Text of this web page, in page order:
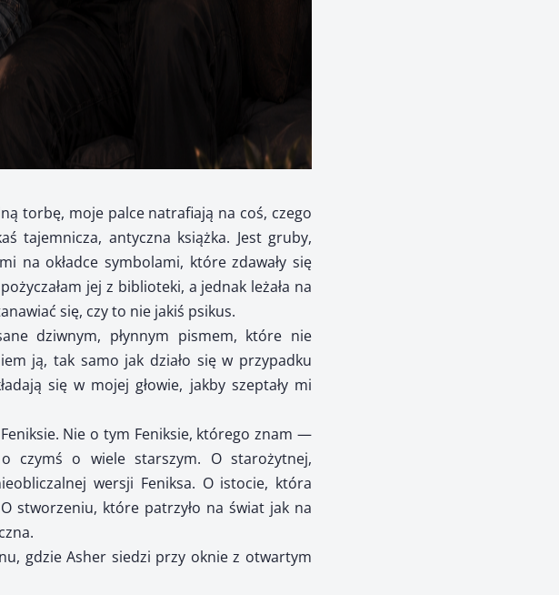
torbę, moje palce natrafiają na coś, czego
tajemnicza, antyczna książka. Jest gruby,
na okładce symbolami, które zdawały się
jej z biblioteki, a jednak leżała na
się, czy to nie jakiś psikus.
dziwnym, płynnym pismem, które nie
ją, tak samo jak działo się w przypadku
się w mojej głowie, jakby szeptały mi
Nie o tym Feniksie, którego znam —
czymś o wiele starszym. O starożytnej,
wersji Feniksa. O istocie, która
stworzeniu, które patrzyło na świat jak na
gdzie Asher siedzi przy oknie z otwartym